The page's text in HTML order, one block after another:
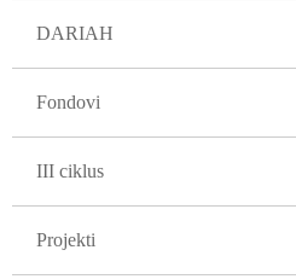
DARIAH
Fondovi
III ciklus
Projekti